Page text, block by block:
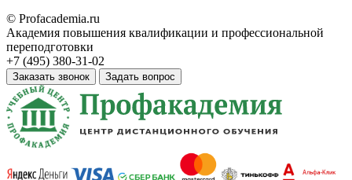
© Profacademia.ru
Академия повышения квалификации и профессиональной
переподготовки
+7 (495) 380-31-02
Заказать звонок Задать вопрос